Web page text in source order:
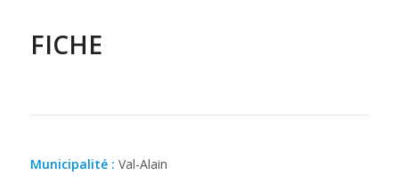
FICHE
Municipalité : Val-Alain